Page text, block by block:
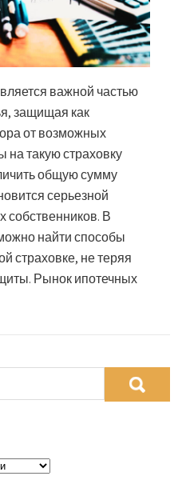
важной частью
защищая как
от возможных
на такую страховку
общую сумму
серьезной
собственников. В
найти способы
страховке, не теряя
Рынок ипотечных